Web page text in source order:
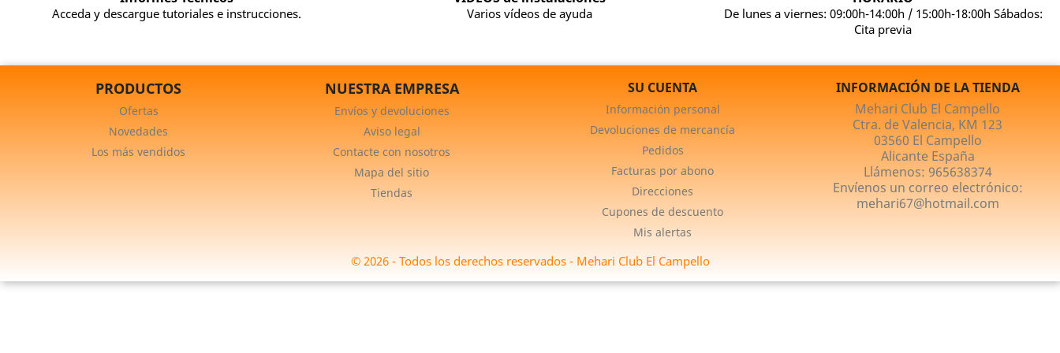
Acceda y descargue tutoriales e instrucciones. Varios vídeos de ayuda
De lunes a viernes: 09:00h-14:00h / 15:00h-18:00h Sábados:
Cita previa
PRODUCTOS
Ofertas
Novedades
Los más vendidos
NUESTRA EMPRESA
Envíos y devoluciones
Aviso legal
Contacte con nosotros
Mapa del sitio
Tiendas
SU CUENTA
Información personal
Devoluciones de mercancía
Pedidos
Facturas por abono
Direcciones
Cupones de descuento
Mis alertas
INFORMACIÓN DE LA TIENDA
Mehari Club El Campello
Ctra. de Valencia, KM 123
03560 El Campello
Alicante España
Llámenos: 965638374
Envíenos un correo electrónico:
mehari67@hotmail.com
© 2026 - Todos los derechos reservados - Mehari Club El Campello